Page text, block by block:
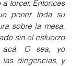
torcer. Entonces
poner toda su
sobre la mesa.
sin el esfuerzo
O sea, yo
las dirigencias, y